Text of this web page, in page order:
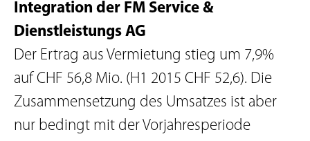
Integration der FM Service &
Dienstleistungs AG
Der Ertrag aus Vermietung stieg um 7,9%
auf CHF 56,8 Mio. (H1 2015 CHF 52,6). Die
Zusammensetzung des Umsatzes ist aber
nur bedingt mit der Vorjahresperiode